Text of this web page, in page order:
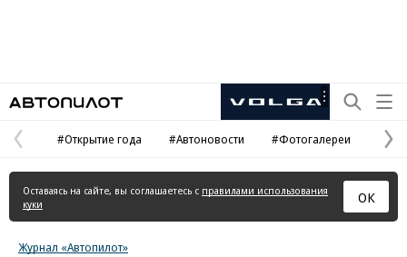
Рекламная
Предыдущая
страница
#Открытие года #Автоновости #Фотогалереи
Оставаясь на сайте, вы соглашаетесь с правилами использования
куки
ОК
Журнал «Автопилот»